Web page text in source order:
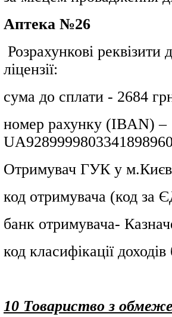
Аптека №26
Розрахункові
ліцензії:
сума до сплати - 2684
номер рахунку (IBAN) –
Отримувач ГУК у
код отримувача (код
банк отримувача-
код класифікації
10 Товариство з